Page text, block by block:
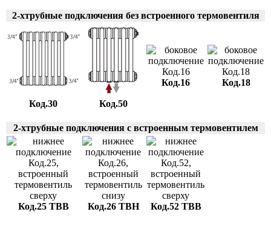
2-хтрубные подключения без встроенного термовентиля
Код.30 Код.50
Код.16 Код.18
2-хтрубные подключения с встроенным термовентилем
Код.25 ТВВ Код.26 ТВН Код.52 ТВВ